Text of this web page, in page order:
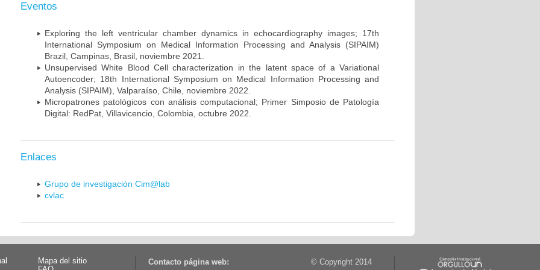
Eventos
Exploring the left ventricular chamber dynamics in echocardiography images; 17th
International Symposium on Medical Information Processing and Analysis (SIPAIM)
Brazil, Campinas, Brasil, noviembre 2021.
Unsupervised White Blood Cell characterization in the latent space of a Variational
Autoencoder; 18th International Symposium on Medical Information Processing and
Analysis (SIPAIM), Valparaíso, Chile, noviembre 2022.
Micropatrones patológicos con análisis computacional; Primer Simposio de Patología
Digital: RedPat, Villavicencio, Colombia, octubre 2022.
Enlaces
Grupo de investigación Cim@lab
cvlac
Mapa del sitio
Contacto página web: © Copyright 2014